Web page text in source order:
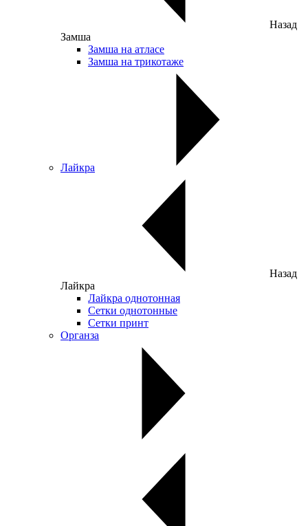
Назад
Замша
Замша на атласе
Замша на трикотаже
Лайкра
Назад
Лайкра
Лайкра однотонная
Сетки однотонные
Сетки принт
Органза